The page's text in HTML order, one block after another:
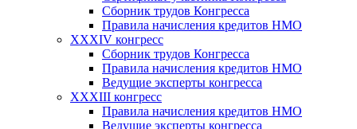
Сборник трудов Конгресса
Правила начисления кредитов НМО
XXXIV конгресс
Сборник трудов Конгресса
Правила начисления кредитов НМО
Ведущие эксперты конгресса
XXXIII конгресс
Правила начисления кредитов НМО
Ведущие эксперты конгресса